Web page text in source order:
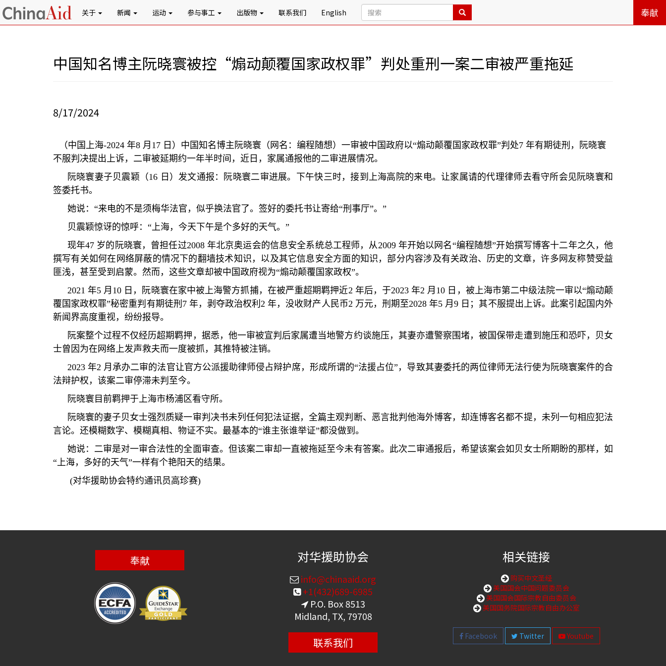
关于 新闻 运动 参与事工 出版物 联系我们 English 奉献
中国知名博主阮晓寰被控“煽动颠覆国家政权罪”判处重刑一案二审被严重拖延
8/17/2024
（中国上海-2024 年8 月 17 日）中国知名博主阮晓寰（网名：编程随想）一审被中国政府以“煽动颠覆国家政权罪”判处7 年有期徒刑，阮晓寰
不服判决提出上诉，二审被延期约一年半时间，近日，家属通报他的二审进展情况。
阮晓寰妻子贝震颖（16 日）发文通报：阮晓寰二审进展。下午快三时，接到上海高院的来电。让家属请的代理律师去看守所会见阮晓寰和
签委托书。
她说： “来电的不是须梅华法官，似乎换法官了。签好的委托书让寄给“刑事厅”。 ”
贝震颖惊讶的惊呼： “上海，今天下午是个多好的天气。 ”
现年47 岁的阮晓寰，曾担任过2008 年北京奥运会的信息安全系统总工程师，从2009 年开始以网名“编程随想”开始撰写博客十二年之久，他
撰写有关如何在网络屏蔽的情况下的翻墙技术知识，以及其它信息安全方面的知识，部分内容涉及有关政治、历史的文章，许多网友称赞受益
匪浅，甚至受到启蒙。然而，这些文章却被中国政府视为“煽动颠覆国家政权”。
2021 年5 月 10 日，阮晓寰在家中被上海警方抓捕，在被严重超期羁押近2 年后，于2023年2 月 10 日，被上海市第二中级法院一审以“煽动颠
覆国家政权罪”秘密重判有期徒刑 7 年，剥夺政治权利2年，没收财产人民币2 万元，刑期至2028年5 月9 日；其不服提出上诉。此案引起国内外
新闻界高度重视，纷纷报导。
阮案整个过程不仅经历超期羁押，据悉，他一审被宣判后家属遭当地警方约谈施压，其妻亦遭警察围堵，被国保带走遭到施压和恐吓，贝女
士曾因为在网络上发声救夫而一度被抓，其推特被注销。
2023 年2 月承办二审的法官让官方公派援助律师侵占辩护席，形成所谓的“法援占位” ，导致其妻委托的两位律师无法行使为阮晓寰案件的合
法辩护权，该案二审停滞未判至今。
阮晓寰目前羁押于上海市杨浦区看守所。
阮晓寰的妻子贝女士强烈质疑一审判决书未列任何犯法证据，全篇主观判断、恶言批判他海外博客，却连博客名都不提，未列一句相应犯法
言论。还模糊数字、模糊真相、物证不实。最基本的“谁主张谁举证”都没做到。
她说：二审是对一审合法性的全面审查。但该案二审却一直被拖延至今未有答案。此次二审通报后，希望该案会如贝女士所期盼的那样，如
“上海，多好的天气”一样有个艳阳天的结果。
(对华援助协会特约通讯员高珍赛)
奉献 对华援助协会
info@chinaaid.org
+1(432)689-6985
P.O. Box 8513
Midland, TX, 79708
联系我们
相关链接
购买中文圣经
美国国会中国问题委员会
美国国会国际宗教自由委员会
美国国务院国际宗教自由办公室
Facebook Twitter Youtube